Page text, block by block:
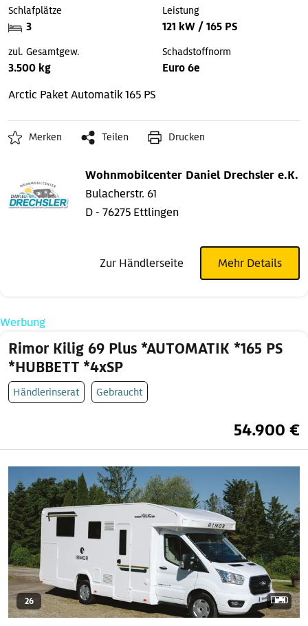
Schlafplätze
3
Leistung
121 kW / 165 PS
zul. Gesamtgew.
3.500 kg
Schadstoffnorm
Euro 6e
Arctic PaketAutomatik165 PS
Merken Teilen Drucken
Wohnmobilcenter Daniel Drechsler e.K.
Bulacherstr. 61
D - 76275 Ettlingen
Zur Händlerseite Mehr Details
Werbung
Rimor Kilig 69 Plus *AUTOMATIK *165 PS
*HUBBETT *4xSP
Händlerinserat Gebraucht
54.900 €
26